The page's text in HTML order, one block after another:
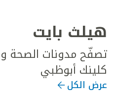
هيلث بايت
تصفّح مدونات الصحة
كلينك أبوظبي
عرض الكل